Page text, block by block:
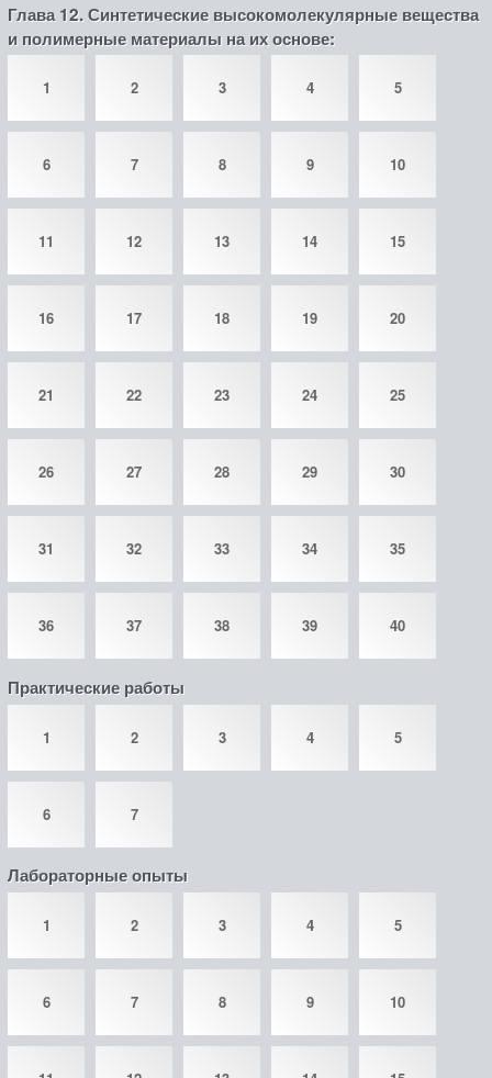
Глава 12. Синтетические высокомолекулярные вещества
и полимерные материалы на их основе:
1 2 3 4 5
6 7 8 9 10
11 12 13 14 15
16 17 18 19 20
21 22 23 24 25
26 27 28 29 30
31 32 33 34 35
36 37 38 39 40
Практические работы
1 2 3 4 5
6 7
Лабораторные опыты
1 2 3 4 5
6 7 8 9 10